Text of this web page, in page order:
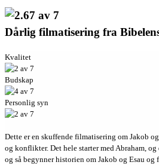
Dårlig filmatisering fra
Kvalitet
Budskap
Personlig syn
Dette er en skuffende filmatisering om Jakob
og konflikter. Det hele starter med Abraham,
og så begynner historien om Jakob og Esau og